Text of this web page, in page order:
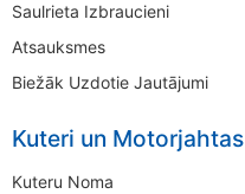
Saulrieta Izbraucieni
Atsauksmes
Biežāk Uzdotie Jautājumi
Kuteri un Motorjahtas
Kuteru Noma